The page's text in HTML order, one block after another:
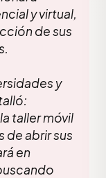
y virtual,
de sus
y
taller móvil
de abrir sus
en